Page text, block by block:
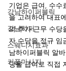
강남하이퍼블릭
강남하퍼
스웨디시효과
커플마사지
기업은 급여, 수수
을 고려하여 대표
의 추가 근무 수당
자 수당을 정규 임
남하이퍼블릭 알
당을 급여로 직접